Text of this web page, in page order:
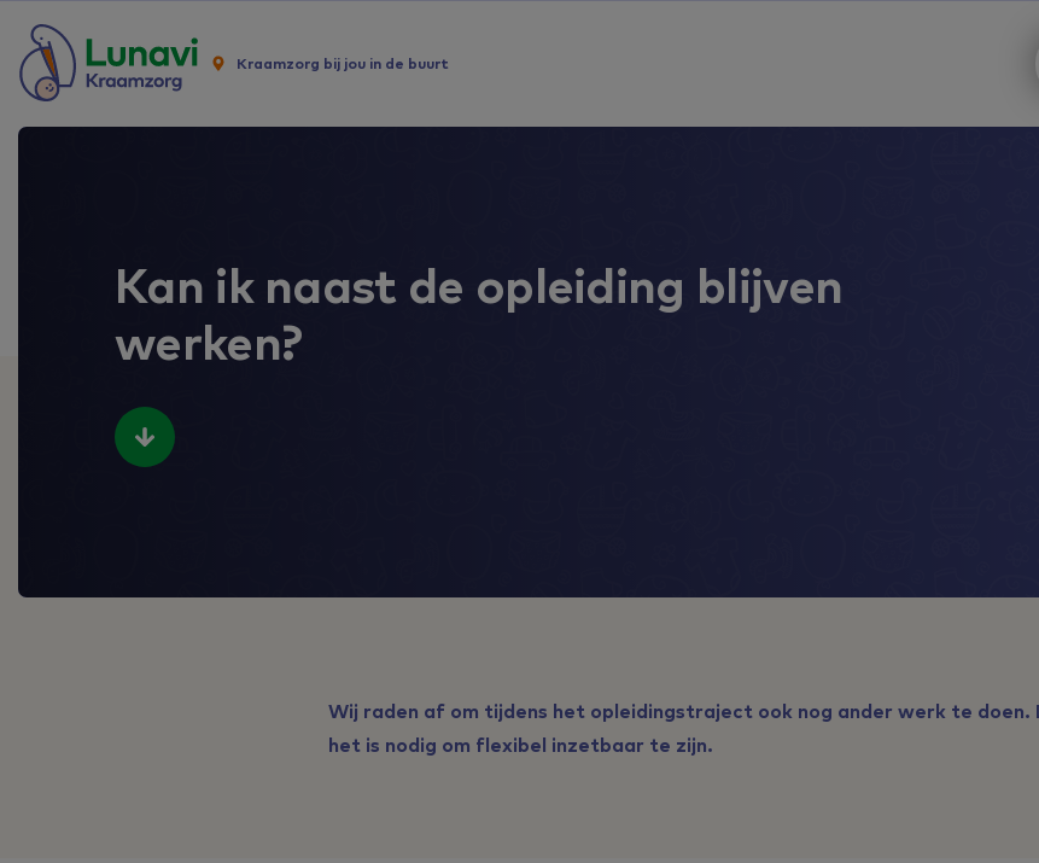
Kraamzorg bij jou in de buurt
Kan ik naast de opleiding blijven
werken?
Wij raden af om tijdens het opleidingstraject ook nog ander werk te doen.
het is nodig om flexibel inzetbaar te zijn.